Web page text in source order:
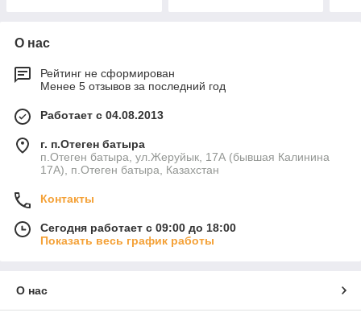
О нас
Рейтинг не сформирован
Менее 5 отзывов за последний год
Работает с 04.08.2013
г. п.Отеген батыра
п.Отеген батыра, ул.Жеруйык, 17А (бывшая Калинина
17А), п.Отеген батыра, Казахстан
Контакты
Сегодня работает с 09:00 до 18:00
Показать весь график работы
О нас